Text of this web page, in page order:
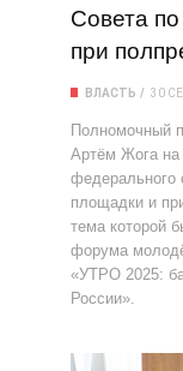
Совета
при
ВЛАСТЬ 30
Полномочный
Артём Жога
федерального
площадки и
тема которой
форума
«УТРО 2025:
России».